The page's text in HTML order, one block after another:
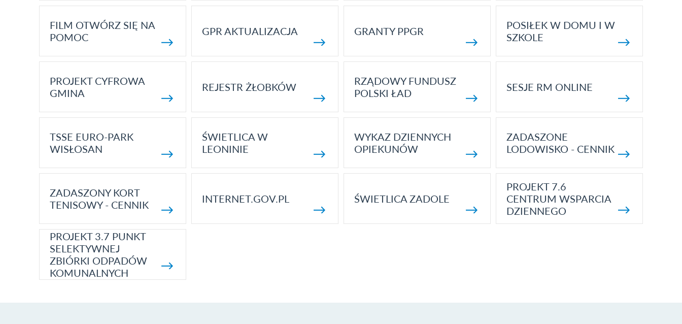
FILM OTWÓRZ SIĘ NA
POMOC
GPR AKTUALIZACJA GRANTY PPGR
POSIŁEK W DOMU I W
SZKOLE
PROJEKT CYFROWA
GMINA
REJESTR ŻŁOBKÓW
RZĄDOWY FUNDUSZ
POLSKI ŁAD
SESJE RM ONLINE
TSSE EURO-PARK
WISŁOSAN
ŚWIETLICA W
LEONINIE
WYKAZ DZIENNYCH
OPIEKUNÓW
ZADASZONE
LODOWISKO - CENNIK
ZADASZONY KORT
TENISOWY - CENNIK
INTERNET.GOV.PL ŚWIETLICA ZADOLE
PROJEKT 7.6
CENTRUM WSPARCIA
DZIENNEGO
PROJEKT 3.7 PUNKT
SELEKTYWNEJ
ZBIÓRKI ODPADÓW
KOMUNALNYCH